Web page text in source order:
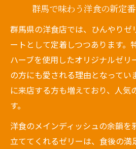
群馬で味わう洋食の新定
群馬県の洋食店では、ひんやりゼ
ートとして定着しつつあります。
ハーブを使用したオリジナルゼリ
の方にも愛される理由となってい
に来店する方も増えており、人気
す。
洋食のメインディッシュの余韻を
立ててくれるゼリーは、食後の満